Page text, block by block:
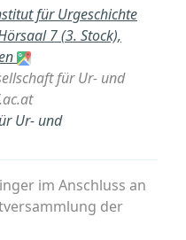
für Urgeschichte
7 (3. Stock),
für Ur- und
Ur- und
im Anschluss an
der